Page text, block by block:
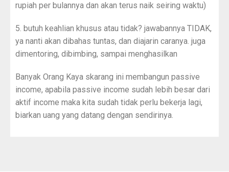
rupiah per bulannya dan akan terus naik seiring waktu)
5. butuh keahlian khusus atau tidak? jawabannya TIDAK,
ya nanti akan dibahas tuntas, dan diajarin caranya. juga
dimentoring, dibimbing, sampai menghasilkan
Banyak Orang Kaya skarang ini membangun passive
income, apabila passive income sudah lebih besar dari
aktif income maka kita sudah tidak perlu bekerja lagi,
biarkan uang yang datang dengan sendirinya.